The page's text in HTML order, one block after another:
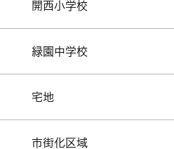
開西小学校
緑園中学校
宅地
市街化区域